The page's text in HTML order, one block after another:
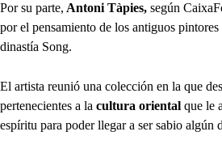
Por su parte, Antoni Tàpies, según
por el pensamiento de los antiguos
dinastía Song.
El artista reunió una colección en la que
pertenecientes a la cultura oriental que le
espíritu para poder llegar a ser sabio algún